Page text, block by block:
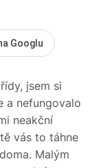
Googlu
jsem si
a nefungovalo
neakční
vás to táhne
Malým